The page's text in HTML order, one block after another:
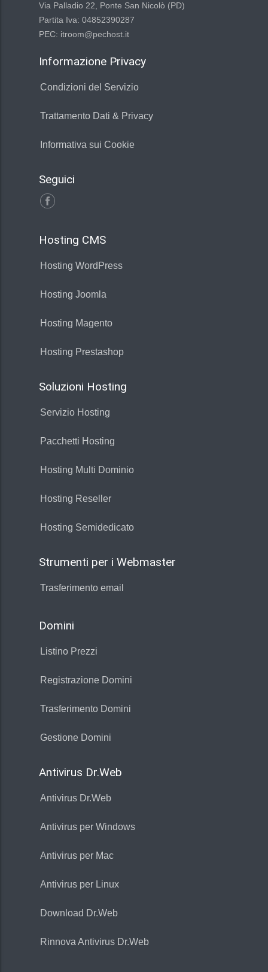
Via Palladio 22, Ponte San Nicolò (PD)
Partita Iva: 04852390287
PEC: itroom@pechost.it
Informazione Privacy
Condizioni del Servizio
Trattamento Dati & Privacy
Informativa sui Cookie
Seguici
Hosting CMS
Hosting WordPress
Hosting Joomla
Hosting Magento
Hosting Prestashop
Soluzioni Hosting
Servizio Hosting
Pacchetti Hosting
Hosting Multi Dominio
Hosting Reseller
Hosting Semidedicato
Strumenti per i Webmaster
Trasferimento email
Domini
Listino Prezzi
Registrazione Domini
Trasferimento Domini
Gestione Domini
Antivirus Dr.Web
Antivirus Dr.Web
Antivirus per Windows
Antivirus per Mac
Antivirus per Linux
Download Dr.Web
Rinnova Antivirus Dr.Web